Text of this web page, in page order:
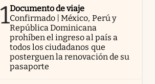
1Documento de viaje
Confirmado | México, Perú y
República Dominicana
prohíben el ingreso al país a
todos los ciudadanos que
posterguen la renovación de su
pasaporte